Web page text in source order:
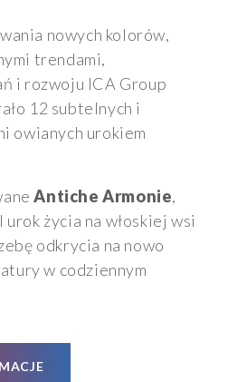
nowych kolorów,
trendami,
i rozwoju ICA Group
12 subtelnych i
owianych urokiem
Antiche Armonie,
życia na włoskiej wsi
odkrycia na nowo
w codziennym